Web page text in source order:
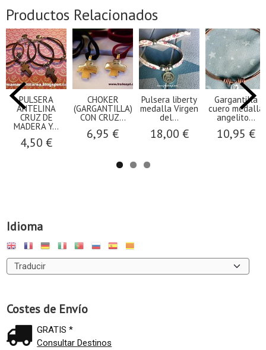
Idioma
Costes de Envío
GRATIS *
Consultar Destinos
Productos Relacionados
PULSERA
ANTELINA
CRUZ DE
MADERA Y...
4,50 €
CHOKER
(GARGANTILLA)
CON CRUZ...
6,95 €
Pulsera liberty
medalla Virgen
del...
18,00 €
Gargantilla
cuero medalla
angelito...
10,95 €